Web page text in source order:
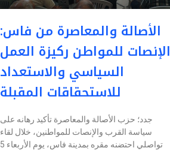
الأصالة والمعاصرة من فاس:
الإنصات للمواطن ركيزة العمل
السياسي والاستعداد
للاستحقاقات المقبلة
جدد؛ حزب الأصالة والمعاصرة تأكيد رهانه على
سياسة القرب والإنصات للمواطنين، خلال لقاء
تواصلي احتضنه مقره بمدينة فاس، يوم الأربعاء 5